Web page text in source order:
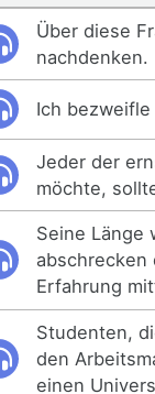
Über diese
nachdenken.
Ich
Jeder der
möchte,
Seine Länge
Erfahrung
Studenten,
den
einen